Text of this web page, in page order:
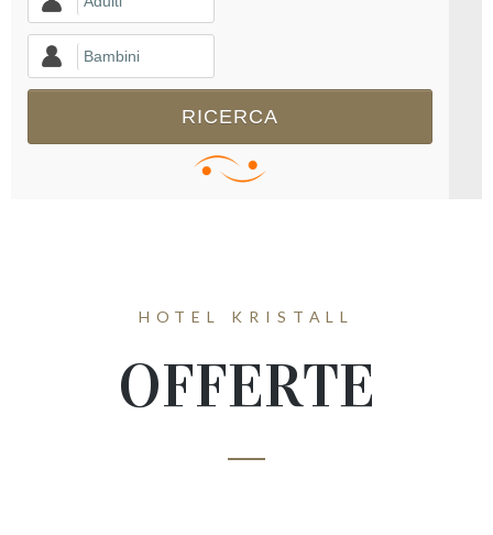
HOTEL KRISTALL
OFFERTE